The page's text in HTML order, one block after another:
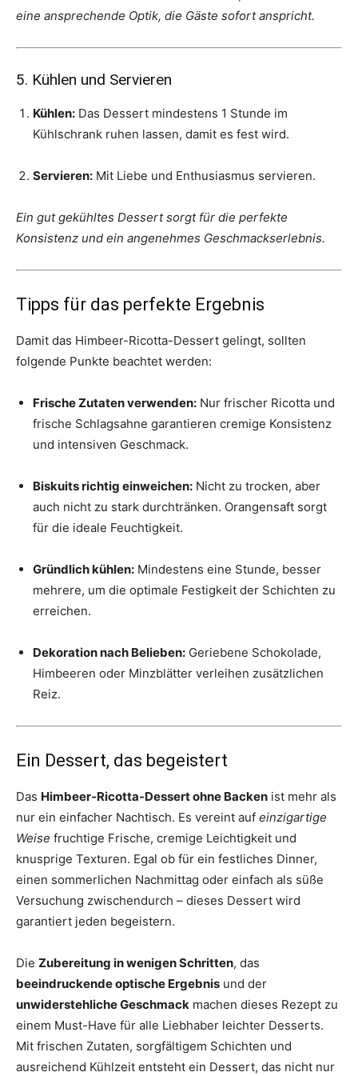
eine ansprechende Optik, die Gäste sofort anspricht.
5. Kühlen und Servieren
Kühlen: Das Dessert mindestens 1 Stunde im
Kühlschrank ruhen lassen, damit es fest wird.
Servieren: Mit Liebe und Enthusiasmus servieren.
Ein gut gekühltes Dessert sorgt für die perfekte
Konsistenz und ein angenehmes Geschmackserlebnis.
Tipps für das perfekte Ergebnis
Damit das Himbeer-Ricotta-Dessert gelingt, sollten
folgende Punkte beachtet werden:
Frische Zutaten verwenden: Nur frischer Ricotta und
frische Schlagsahne garantieren cremige Konsistenz
und intensiven Geschmack.
Biskuits richtig einweichen: Nicht zu trocken, aber
auch nicht zu stark durchtränken. Orangensaft sorgt
für die ideale Feuchtigkeit.
Gründlich kühlen: Mindestens eine Stunde, besser
mehrere, um die optimale Festigkeit der Schichten zu
erreichen.
Dekoration nach Belieben: Geriebene Schokolade,
Himbeeren oder Minzblätter verleihen zusätzlichen
Reiz.
Ein Dessert, das begeistert
Das Himbeer-Ricotta-Dessert ohne Backen ist mehr als
nur ein einfacher Nachtisch. Es vereint auf einzigartige
Weise fruchtige Frische, cremige Leichtigkeit und
knusprige Texturen. Egal ob für ein festliches Dinner,
einen sommerlichen Nachmittag oder einfach als süße
Versuchung zwischendurch – dieses Dessert wird
garantiert jeden begeistern.
Die Zubereitung in wenigen Schritten, das
beeindruckende optische Ergebnis und der
unwiderstehliche Geschmack machen dieses Rezept zu
einem Must-Have für alle Liebhaber leichter Desserts.
Mit frischen Zutaten, sorgfältigem Schichten und
ausreichend Kühlzeit entsteht ein Dessert, das nicht nur